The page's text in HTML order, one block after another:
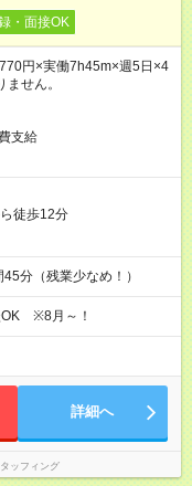
・面接OK
円×実働7h45m×週5日×4
せん。
支給
徒歩12分
分（残業少なめ！）
OK ※8月～！
詳細へ
ッフィング